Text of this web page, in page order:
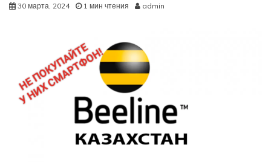
30 марта, 2024 1 мин чтения admin